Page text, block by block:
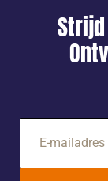
mailadres